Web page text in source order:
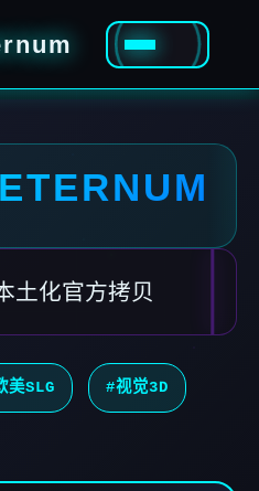
土化官方拷贝
美SLG #视觉3D